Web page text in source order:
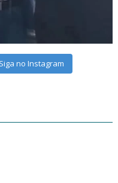
Siga no Instagram